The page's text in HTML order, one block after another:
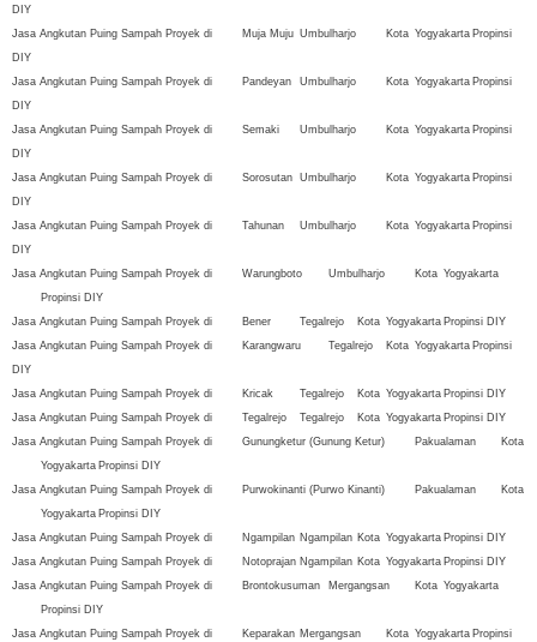
DIY
Jasa Angkutan Puing Sampah Proyek di
Muja Muju Umbulharjo Kota Yogyakarta Propinsi
DIY
Jasa Angkutan Puing Sampah Proyek di
Pandeyan Umbulharjo Kota Yogyakarta Propinsi
DIY
Jasa Angkutan Puing Sampah Proyek di
Semaki Umbulharjo Kota Yogyakarta Propinsi
DIY
Jasa Angkutan Puing Sampah Proyek di
Sorosutan Umbulharjo Kota Yogyakarta Propinsi
DIY
Jasa Angkutan Puing Sampah Proyek di
Tahunan Umbulharjo Kota Yogyakarta Propinsi
DIY
Jasa Angkutan Puing Sampah Proyek di
Warungboto Umbulharjo Kota Yogyakarta
Propinsi DIY
Jasa Angkutan Puing Sampah Proyek di
Bener Tegalrejo Kota Yogyakarta Propinsi DIY
Jasa Angkutan Puing Sampah Proyek di
Karangwaru Tegalrejo Kota Yogyakarta Propinsi
DIY
Jasa Angkutan Puing Sampah Proyek di
Kricak Tegalrejo Kota Yogyakarta Propinsi DIY
Jasa Angkutan Puing Sampah Proyek di
Tegalrejo Tegalrejo Kota Yogyakarta Propinsi DIY
Jasa Angkutan Puing Sampah Proyek di
Gunungketur (Gunung Ketur) Pakualaman
Kota
Yogyakarta Propinsi DIY
Jasa Angkutan Puing Sampah Proyek di
Purwokinanti (Purwo Kinanti) Pakualaman
Kota
Yogyakarta Propinsi DIY
Jasa Angkutan Puing Sampah Proyek di
Ngampilan Ngampilan Kota Yogyakarta Propinsi DIY
Jasa Angkutan Puing Sampah Proyek di
Notoprajan Ngampilan Kota Yogyakarta Propinsi DIY
Jasa Angkutan Puing Sampah Proyek di
Brontokusuman Mergangsan Kota Yogyakarta
Propinsi DIY
Jasa Angkutan Puing Sampah Proyek di
Keparakan Mergangsan Kota Yogyakarta Propinsi